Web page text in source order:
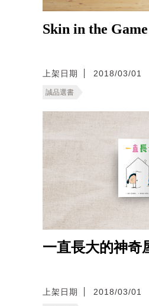
Skin in the Game
上架日期 2018/03/01
誠品選書
一直長大的神奇
上架日期 2018/03/01